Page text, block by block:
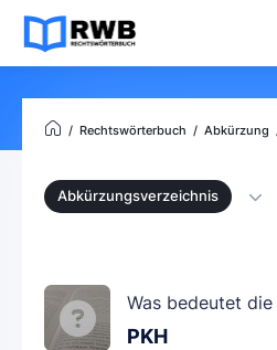
Rechtswörterbuch Abkürzung
Abkürzungsverzeichnis
Was bedeutet
PKH